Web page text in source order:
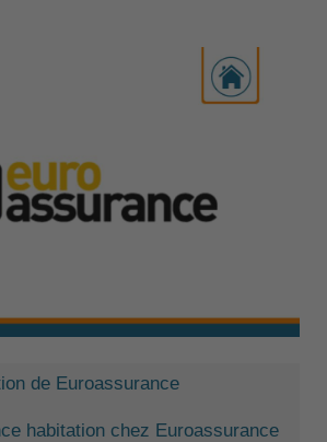
de Euroassurance
habitation chez Euroassurance